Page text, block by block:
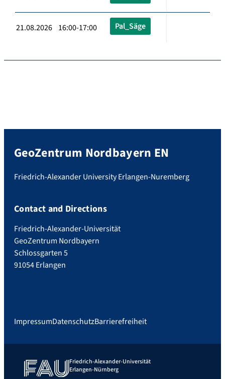
21.08.2026 16:00-17:00 Pal_Säge
GeoZentrum Nordbayern EN
Friedrich-Alexander University Erlangen-Nuremberg
Contact and Directions
Friedrich-Alexander-Universität
GeoZentrum Nordbayern
Schlossgarten 5
91054 Erlangen
ImpressumDatenschutzBarrierefreiheit
Friedrich-Alexander-Universität
Erlangen-Nürnberg